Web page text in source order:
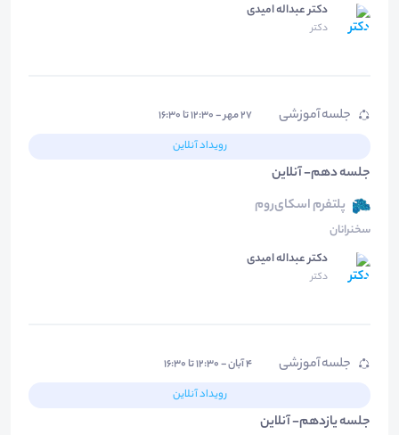
دکتر عبداله امیدی
دکتر
جلسه آموزشی
۲۷ مهر - ۱۲:۳۰ تا ۱۶:۳۰
رویداد آنلاین
جلسه دهم- آنلاین
پلتفرم اسکای‌روم
سخنرانان
دکتر عبداله امیدی
دکتر
جلسه آموزشی
۴ آبان - ۱۲:۳۰ تا ۱۶:۳۰
رویداد آنلاین
جلسه یازدهم- آنلاین